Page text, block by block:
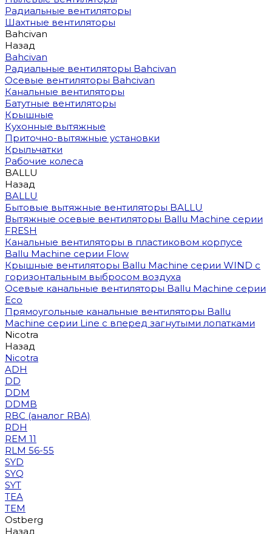
Радиальные вентиляторы
Шахтные вентиляторы
Bahcivan
Назад
Bahcivan
Радиальные вентиляторы Bahcivan
Осевые вентиляторы Bahcivan
Канальные вентиляторы
Батутные вентиляторы
Крышные
Кухонные вытяжные
Приточно-вытяжные установки
Крыльчатки
Рабочие колеса
BALLU
Назад
BALLU
Бытовые вытяжные вентиляторы BALLU
Вытяжные осевые вентиляторы Ballu Machine серии
FRESH
Канальные вентиляторы в пластиковом корпусе
Ballu Machine серии Flow
Крышные вентиляторы Ballu Machine серии WIND с
горизонтальным выбросом воздуха
Осевые канальные вентиляторы Ballu Machine серии
Eco
Прямоугольные канальные вентиляторы Ballu
Machine серии Line с вперед загнутыми лопатками
Nicotra
Назад
Nicotra
ADH
DD
DDM
DDMB
RBC (аналог RBA)
RDH
REM 11
RLM 56-55
SYD
SYQ
SYT
TEA
TEM
Ostberg
Назад